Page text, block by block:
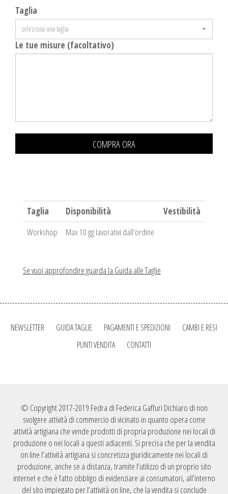
Taglia
seleziona una taglia
Le tue misure (facoltativo)
COMPRA ORA
Taglia Disponibilità
Vestibilità
Workshop
Max 10 gg lavorativi dall'ordine
Se vuoi approfondire guarda la Guida alle Taglie
NEWSLETTER GUIDA TAGLIE PAGAMENTI E SPEDIZIONI
CAMBI E RESI
PUNTI VENDITA
CONTATTI
© Copyright 2017-2019 Fedra di Federica Gaffuri Dichiaro di non
svolgere attività di commercio di vicinato in quanto opera come
attività artigiana che vende prodotti di propria produzione nei locali di
produzione o nei locali a questi adiacenti. Si precisa che per la vendita
on line l’attività artigiana si concretizza giuridicamente nei locali di
produzione, anche se a distanza, tramite l’utilizzo di un proprio sito
internet e che è fatto obbligo di evidenziare ai consumatori, all’interno
del sito impiegato per l’attività on line, che la vendita si conclude